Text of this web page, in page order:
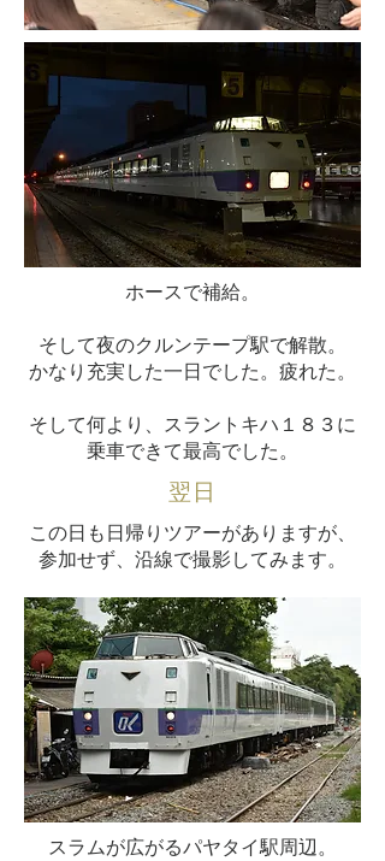
ホースで補給。
そして夜のクルンテープ駅で解散。
かなり充実した一日でした。疲れた。
​そして何より、スラントキハ１８３に
乗車できて最高でした。
翌日
この日も日帰りツアーがありますが、
参加せず、沿線で撮影してみます。
スラムが広がるパヤタイ駅周辺。